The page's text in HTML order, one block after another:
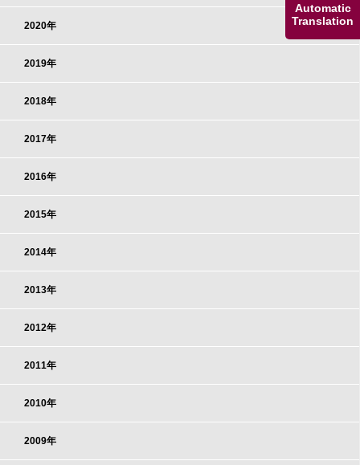
Automatic
Translation
2020年
2019年
2018年
2017年
2016年
2015年
2014年
2013年
2012年
2011年
2010年
2009年